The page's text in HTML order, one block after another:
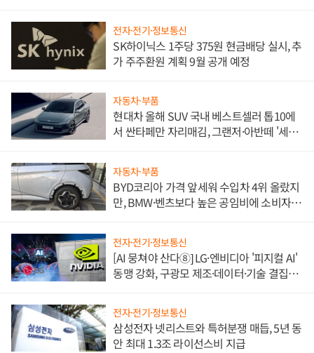
전자·전기·정보통신
SK하이닉스 1주당 375원 현금배당 실시, 추
가 주주환원 계획 9월 공개 예정
자동차·부품
현대차 올해 SUV 국내 베스트셀러 톱10에
서 싼타페만 자리매김, 그랜저·아반떼 '세단
자동차·부품
BYD코리아 가격 앞세워 수입차 4위 올랐지
만, BMW·벤츠보다 높은 공임비에 소비자
전자·전기·정보통신
[AI 뭉쳐야 산다⑧] LG·엔비디아 '피지컬 AI'
동맹 강화, 구광모 제조·데이터·기술 결집
전자·전기·정보통신
삼성전자 넷리스트와 특허분쟁 매듭, 5년 동
안 최대 1.3조 라이선스비 지급